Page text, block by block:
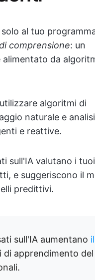
al tuo
comprensione: un
da
algoritmi di
naturale e
e reattive.
sull'IA valutano i
e suggeriscono il
predittivi.
sull'IA aumentano il
di apprendimento del